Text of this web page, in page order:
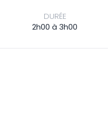
DURÉE
2h00 à 3h00